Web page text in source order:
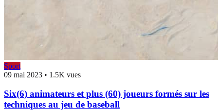
Sport
09 mai 2023 • 1.5K vues
Six(6) animateurs et plus (60) joueurs formés sur les
techniques au jeu de baseball